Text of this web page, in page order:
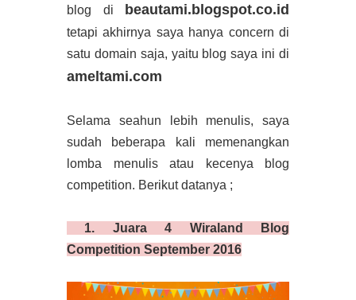
blog di beautami.blogspot.co.id
tetapi akhirnya saya hanya concern di
satu domain saja, yaitu blog saya ini di
ameltami.com
Selama seahun lebih menulis, saya
sudah beberapa kali memenangkan
lomba menulis atau kecenya blog
competition. Berikut datanya ;
1. Juara 4 Wiraland Blog
Competition September 2016